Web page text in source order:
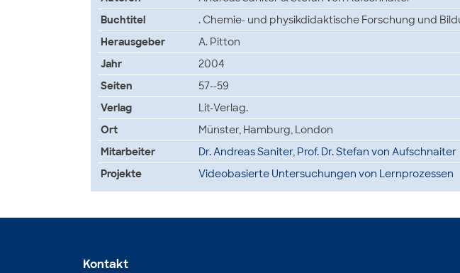
Buchtitel
. Chemie- und physikdidaktische Forschung und
Herausgeber
A. Pitton
Jahr
2004
Seiten
57--59
Verlag
Lit-Verlag.
Ort
Münster, Hamburg, London
Mitarbeiter
Dr. Andreas Saniter, Prof. Dr. Stefan von Aufschnaiter
Projekte
Videobasierte Untersuchungen von Lernprozessen
Kontakt